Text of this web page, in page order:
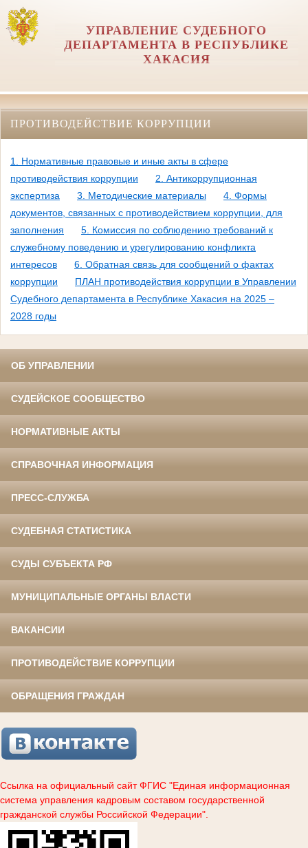
УПРАВЛЕНИЕ СУДЕБНОГО
ДЕПАРТАМЕНТА В РЕСПУБЛИКЕ
ХАКАСИЯ
ПРОТИВОДЕЙСТВИЕ КОРРУПЦИИ
1. Нормативные правовые и иные акты в сфере
противодействия коррупции
2. Антикоррупционная
экспертиза
3. Методические материалы
4. Формы
документов, связанных с противодействием коррупции, для
заполнения
5. Комиссия по соблюдению требований к
служебному поведению и урегулированию конфликта
интересов
6. Обратная связь для сообщений о фактах
коррупции
ПЛАН противодействия коррупции в Управлении
Судебного департамента в Республике Хакасия на 2025 –
2028 годы
ОБ УПРАВЛЕНИИ
СУДЕЙСКОЕ СООБЩЕСТВО
НОРМАТИВНЫЕ АКТЫ
СПРАВОЧНАЯ ИНФОРМАЦИЯ
ПРЕСС-СЛУЖБА
СУДЕБНАЯ СТАТИСТИКА
СУДЫ СУБЪЕКТА РФ
МУНИЦИПАЛЬНЫЕ ОРГАНЫ ВЛАСТИ
ВАКАНСИИ
ПРОТИВОДЕЙСТВИЕ КОРРУПЦИИ
ОБРАЩЕНИЯ ГРАЖДАН
Ссылка на официальный сайт ФГИС "Единая информационная
система управления кадровым составом государственной
гражданской службы Российской Федерации".